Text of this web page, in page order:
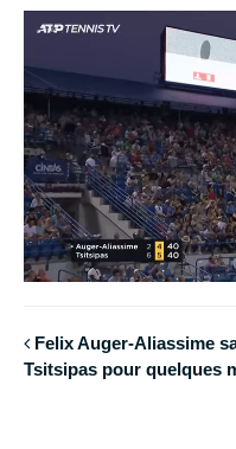
Felix Auger-Aliassime
Tsitsipas pour quelques